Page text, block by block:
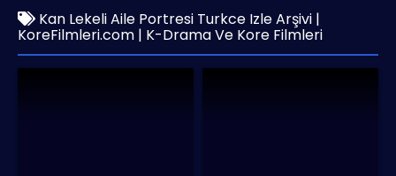
Kan Lekeli Aile Portresi Turkce Izle Arşivi |
KoreFilmleri.com | K-Drama Ve Kore Filmleri